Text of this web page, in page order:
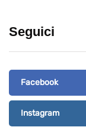
Seguici
Facebook
Instagram